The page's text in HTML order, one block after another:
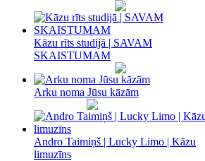
Kāzu rīts studijā | SAVAM
SKAISTUMAM
Arku noma Jūsu kāzām
Andro Taimiņš | Lucky Limo | Kāzu
limuzīns